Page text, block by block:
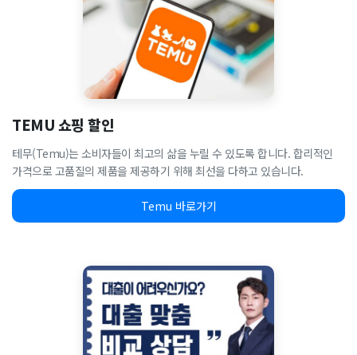
TEMU 쇼핑 할인
테무(Temu)는 소비자들이 최고의 삶을 누릴 수 있도록 합니다. 합리적인
가격으로 고품질의 제품을 제공하기 위해 최선을 다하고 있습니다.
Temu 바로가기